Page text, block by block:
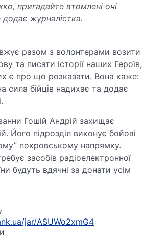
пригадайте втомлені очі
додає журналістка.
разом з волонтерами возити
та писати історії наших Героїв,
є про що розказати. Вона каже:
сила бійців надихає та додає
Гошій Андрій захищає
Його підрозділ виконує бойові
покровському напрямку.
засобів радіоелектронної
будуть вдячні за донати усім
jar/ASUWo2xmG4